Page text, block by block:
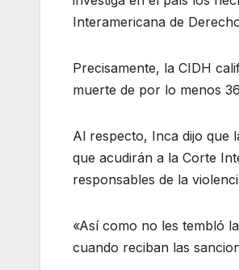
Interamericana de
Precisamente, la CIDH
muerte de por lo menos
Al respecto, Inca dijo que
que acudirán a la Corte
responsables de la
«Así como no les tembló
cuando reciban las